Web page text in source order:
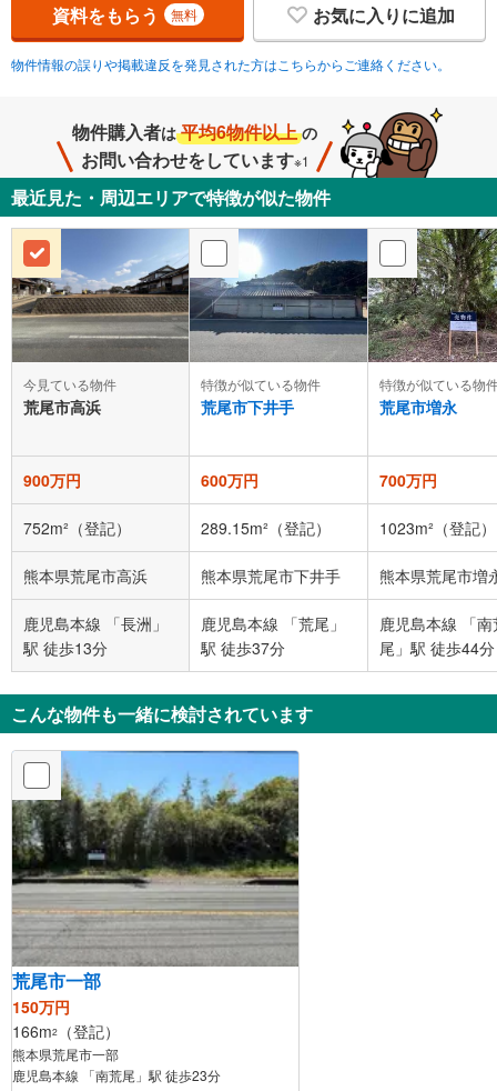
資料をもらう 無料 お気に入りに追加
物件情報の誤りや掲載違反を発見された方はこちらからご連絡ください。
物件購入者は 平均6物件以上 の
お問い合わせをしています※1
最近見た・周辺エリアで特徴が似た物件
今見ている物件
荒尾市高浜
特徴が似ている物件
荒尾市下井手
特徴が似ている物
荒尾市増永
900万円 600万円 700万円
752m²（登記） 289.15m²（登記） 1023m²（登記）
熊本県荒尾市高浜 熊本県荒尾市下井手 熊本県荒尾市増
鹿児島本線 「長洲」
駅 徒歩13分
鹿児島本線 「荒尾」
駅 徒歩37分
鹿児島本線 「南
尾」駅 徒歩44分
こんな物件も一緒に検討されています
荒尾市一部
150万円
166m2 （登記）
熊本県荒尾市一部
鹿児島本線 「南荒尾」駅 徒歩23分